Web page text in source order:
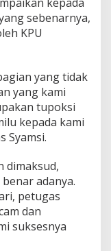
sebenarnya,
KPU
yang tidak
yang kami
tupoksi
kepada kami
Syamsi.
dimaksud,
adanya.
petugas
dan
suksesnya